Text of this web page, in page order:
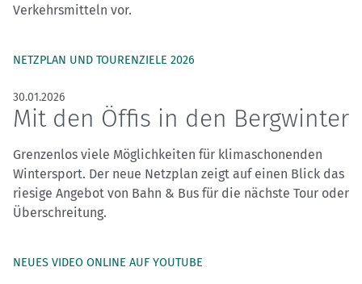
Verkehrsmitteln vor.
NETZPLAN UND TOURENZIELE 2026
30.01.2026
Mit den Öffis in den Bergwinter
Grenzenlos viele Möglichkeiten für klimaschonenden
Wintersport. Der neue Netzplan zeigt auf einen Blick das
riesige Angebot von Bahn & Bus für die nächste Tour oder
Überschreitung.
NEUES VIDEO ONLINE AUF YOUTUBE